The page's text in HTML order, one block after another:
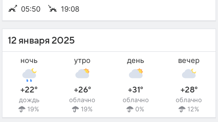
05:50 19:08
12 января 2025
ночь
+22°
дождь
19%
утро
+26°
облачно
19%
день
+31°
облачно
0%
вечер
+28°
облачно
12%